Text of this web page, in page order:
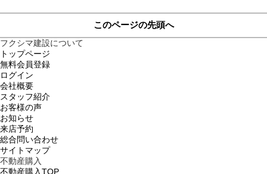
このページの先頭へ
フクシマ建設について
トップページ
無料会員登録
ログイン
会社概要
スタッフ紹介
お客様の声
お知らせ
来店予約
総合問い合わせ
サイトマップ
不動産購入
不動産購入TOP